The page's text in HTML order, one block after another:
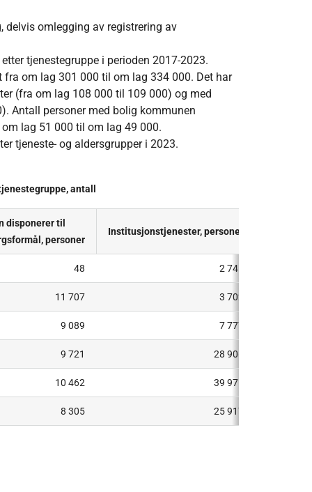
delvis omlegging av registrering av
tjenestegruppe i perioden 2017-2023.
om lag 301 000 til om lag 334 000. Det har
(fra om lag 108 000 til 109 000) og med
Antall personer med bolig kommunen
lag 51 000 til om lag 49 000.
tjeneste- og aldersgrupper i 2023.
antall
disponerer til
personer
Institusjonstjenester, personer
48 2 745
11 707 3 702
9 089 7 777
9 721 28 906
10 462 39 971
8 305 25 917